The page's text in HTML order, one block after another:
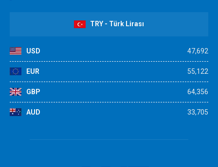
TRY - Türk Lirası
USD 47,692
EUR 55,122
GBP 64,356
AUD 33,705